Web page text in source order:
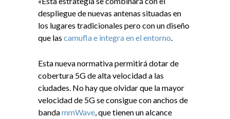
despliegue de nuevas antenas situadas en
los lugares tradicionales pero con un diseño
que las camufla e integra en el entorno.
Esta nueva normativa permitirá dotar de
cobertura 5G de alta velocidad a las
ciudades. No hay que olvidar que la mayor
velocidad de 5G se consigue con anchos de
bandammWave, que tienen un alcance